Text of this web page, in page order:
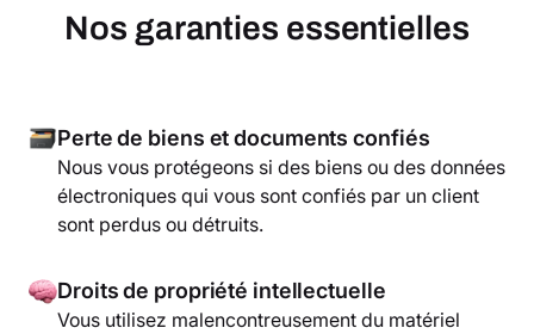
Nos garanties essentielles
Perte de biens et documents confiés
Nous vous protégeons si des biens ou des données
électroniques qui vous sont confiés par un client
sont perdus ou détruits.
Droits de propriété intellectuelle
Vous utilisez malencontreusement du matériel